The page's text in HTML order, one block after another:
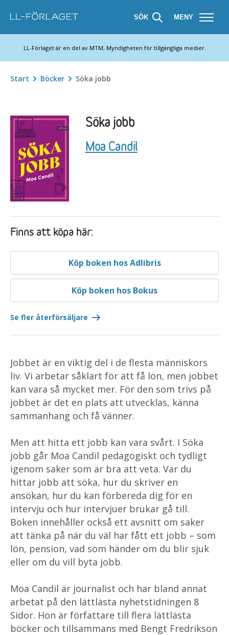
SÖK MENY
LL-Förlaget är en del av MTM, Myndigheten för tillgängliga medier.
Start Böcker Söka jobb
Söka jobb
Författare:
Moa Candil
Finns att köpa här:
Köp boken hos Adlibris
Köp boken hos Bokus
Se fler återförsäljare
Jobbet är en viktig del i de flesta människors
liv. Vi arbetar såklart för att få lön, men jobbet
kan vara så mycket mer. För den som trivs på
jobbet är det en plats att utvecklas, känna
sammanhang och få vänner.
Men att hitta ett jobb kan vara svårt. I Söka
jobb går Moa Candil pedagogiskt och tydligt
igenom saker som är bra att veta. Var du
hittar jobb att söka, hur du skriver en
ansökan, hur du kan förbereda dig för en
intervju och hur intervjuer brukar gå till.
Boken innehåller också ett avsnitt om saker
att tänka på när du väl har fått ett jobb – som
lön, pension, vad som händer om du blir sjuk
eller om du vill byta jobb.
Moa Candil är journalist och har bland annat
arbetat på den lättlästa nyhetstidningen 8
Sidor. Hon är författare till flera lättlästa
böcker och tillsammans med Bengt Fredrikson